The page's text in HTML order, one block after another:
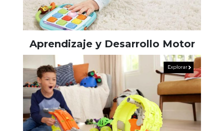
Aprendizaje y Desarrollo Motor